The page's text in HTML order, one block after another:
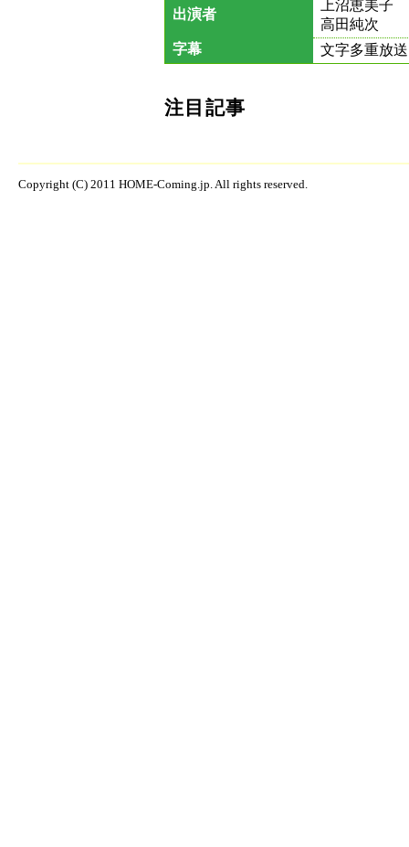
出演者
上沼恵美子
高田純次
字幕
文字多重放送
注目記事
Copyright (C) 2011 HOME-Coming.jp. All rights reserved.